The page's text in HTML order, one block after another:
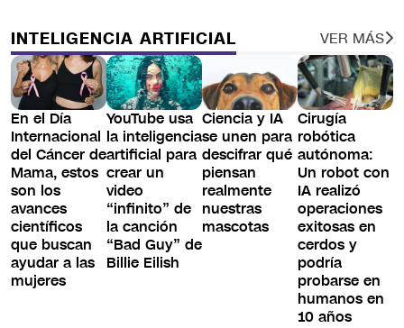
INTELIGENCIA ARTIFICIAL VER MÁS
En el Día
Internacional
del Cáncer de
Mama, estos
son los
avances
científicos
que buscan
ayudar a las
mujeres
YouTube usa
la inteligencia
artificial para
crear un
video
“infinito” de
la canción
“Bad Guy” de
Billie Eilish
Ciencia y IA
se unen para
descifrar qué
piensan
realmente
nuestras
mascotas
Cirugía
robótica
autónoma:
Un robot con
IA realizó
operaciones
exitosas en
cerdos y
podría
probarse en
humanos en
10 años